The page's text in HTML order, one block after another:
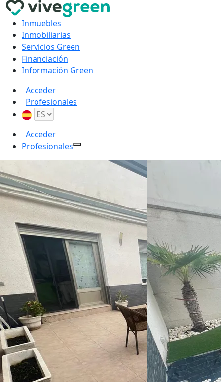
Inmuebles
Inmobiliarias
Servicios Green
Financiación
Información Green
Acceder
Profesionales
Acceder
Profesionales